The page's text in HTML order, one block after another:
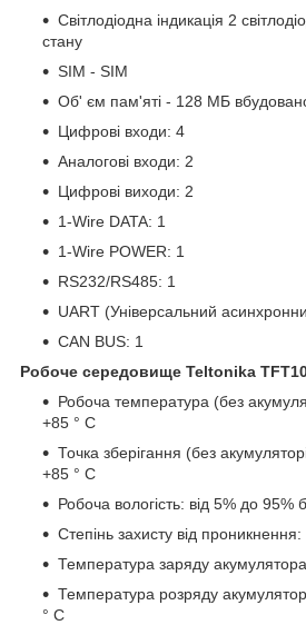
Світлодіодна індикація 2
стану
SIM - SIM
Об' єм пам'яті - 128 МБ
Цифрові входи: 4
Аналогові входи: 2
Цифрові виходи: 2
1-Wire DATA: 1
1-Wire POWER: 1
RS232/RS485: 1
UART (Універсальний
CAN BUS: 1
Робоче середовище Teltonika
Робоча температура (без
+85 ° C
Точка зберігання (без
+85 ° C
Робоча вологість: від 5% до 95%
Степінь захисту від
Температура заряду
Температура розряду
° C